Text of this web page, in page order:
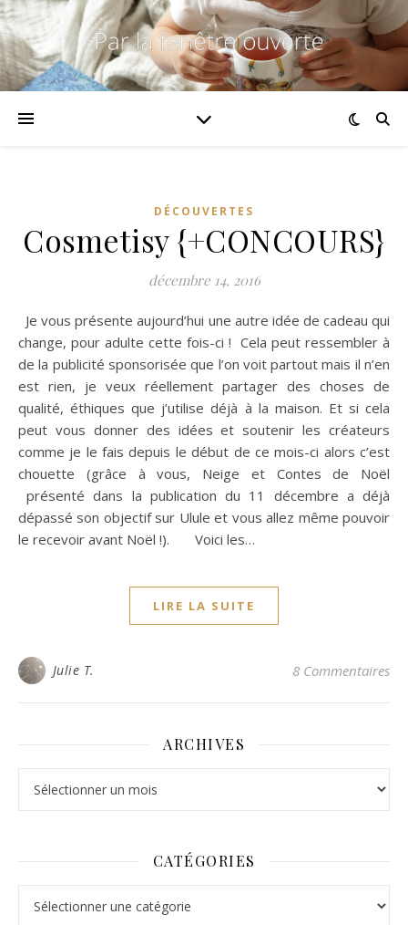
DÉCOUVERTES
Cosmetisy {+CONCOURS}
décembre 14, 2016
Je vous présente aujourd’hui une autre idée de cadeau qui
change, pour adulte cette fois-ci ! Cela peut ressembler à
de la publicité sponsorisée que l’on voit partout mais il n’en
est rien, je veux réellement partager des choses de
qualité, éthiques que j’utilise déjà à la maison. Et si cela
peut vous donner des idées et soutenir les créateurs
comme je le fais depuis le début de ce mois-ci alors c’est
chouette (grâce à vous, Neige et Contes de Noël
présenté dans la publication du 11 décembre a déjà
dépassé son objectif sur Ulule et vous allez même pouvoir
le recevoir avant Noël !). Voici les…
LIRE LA SUITE
Julie T. 8 Commentaires
ARCHIVES
CATÉGORIES